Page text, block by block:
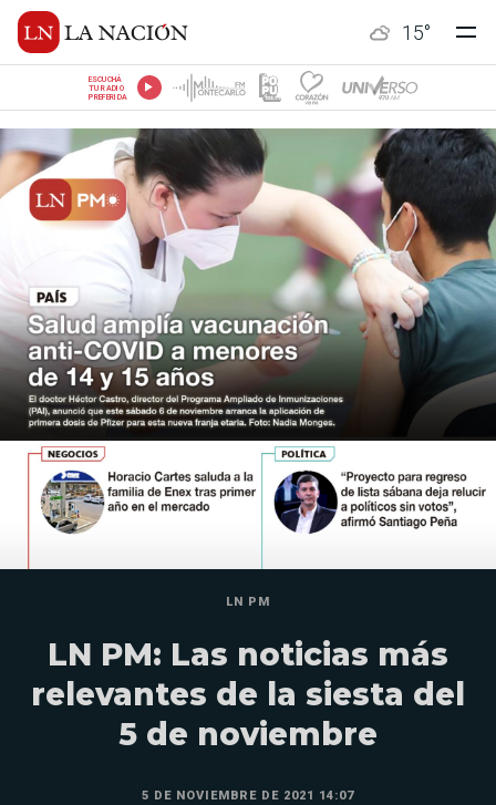
15°
ESCUCHÁ
TU RADIO
PREFERIDA
LN PM
LN PM: Las noticias más
relevantes de la siesta del
5 de noviembre
5 DE NOVIEMBRE DE 2021 14:07